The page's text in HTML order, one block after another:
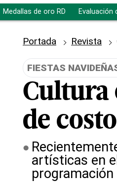
Medallas de oro RD Evaluación
Portada Revista
FIESTAS
Cultura
de
artísticas en
programación